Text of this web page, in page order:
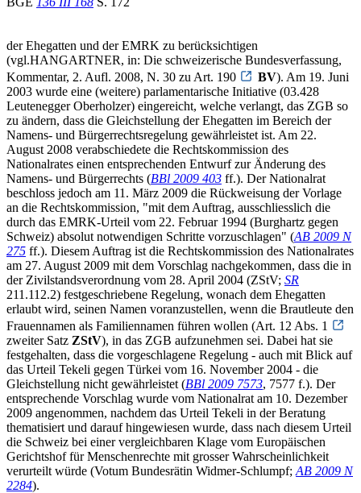
der Ehegatten und der EMRK zu berücksichtigen
(vgl.HANGARTNER, in: Die schweizerische Bundesverfassung,
Kommentar, 2. Aufl. 2008, N. 30 zu Art. 190
BV). Am 19. Juni
2003 wurde eine (weitere) parlamentarische Initiative (03.428
Leutenegger Oberholzer) eingereicht, welche verlangt, das ZGB so
zu ändern, dass die Gleichstellung der Ehegatten im Bereich der
Namens- und Bürgerrechtsregelung gewährleistet ist. Am 22.
August 2008 verabschiedete die Rechtskommission des
Nationalrates einen entsprechenden Entwurf zur Änderung des
Namens- und Bürgerrechts (BBl 2009 403 ff.). Der Nationalrat
beschloss jedoch am 11. März 2009 die Rückweisung der Vorlage
an die Rechtskommission, "mit dem Auftrag, ausschliesslich die
durch das EMRK-Urteil vom 22. Februar 1994 (Burghartz gegen
Schweiz) absolut notwendigen Schritte vorzuschlagen" (AB 2009 N
275 ff.). Diesem Auftrag ist die Rechtskommission des Nationalrates
am 27. August 2009 mit dem Vorschlag nachgekommen, dass die in
der Zivilstandsverordnung vom 28. April 2004 (ZStV; SR
211.112.2) festgeschriebene Regelung, wonach dem Ehegatten
erlaubt wird, seinen Namen voranzustellen, wenn die Brautleute den
Frauennamen als Familiennamen führen wollen (Art. 12 Abs. 1
zweiter Satz ZStV), in das ZGB aufzunehmen sei. Dabei hat sie
festgehalten, dass die vorgeschlagene Regelung - auch mit Blick auf
das Urteil Tekeli gegen Türkei vom 16. November 2004 - die
Gleichstellung nicht gewährleistet (BBl 2009 7573, 7577 f.). Der
entsprechende Vorschlag wurde vom Nationalrat am 10. Dezember
2009 angenommen, nachdem das Urteil Tekeli in der Beratung
thematisiert und darauf hingewiesen wurde, dass nach diesem Urteil
die Schweiz bei einer vergleichbaren Klage vom Europäischen
Gerichtshof für Menschenrechte mit grosser Wahrscheinlichkeit
verurteilt würde (Votum Bundesrätin Widmer-Schlumpf; AB 2009 N
2284).